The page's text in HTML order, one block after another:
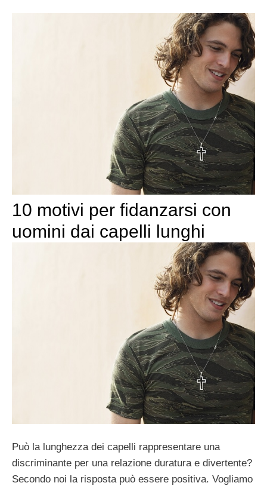
10 motivi per fidanzarsi con
uomini dai capelli lunghi
Può la lunghezza dei capelli rappresentare una
discriminante per una relazione duratura e divertente?
Secondo noi la risposta può essere positiva. Vogliamo